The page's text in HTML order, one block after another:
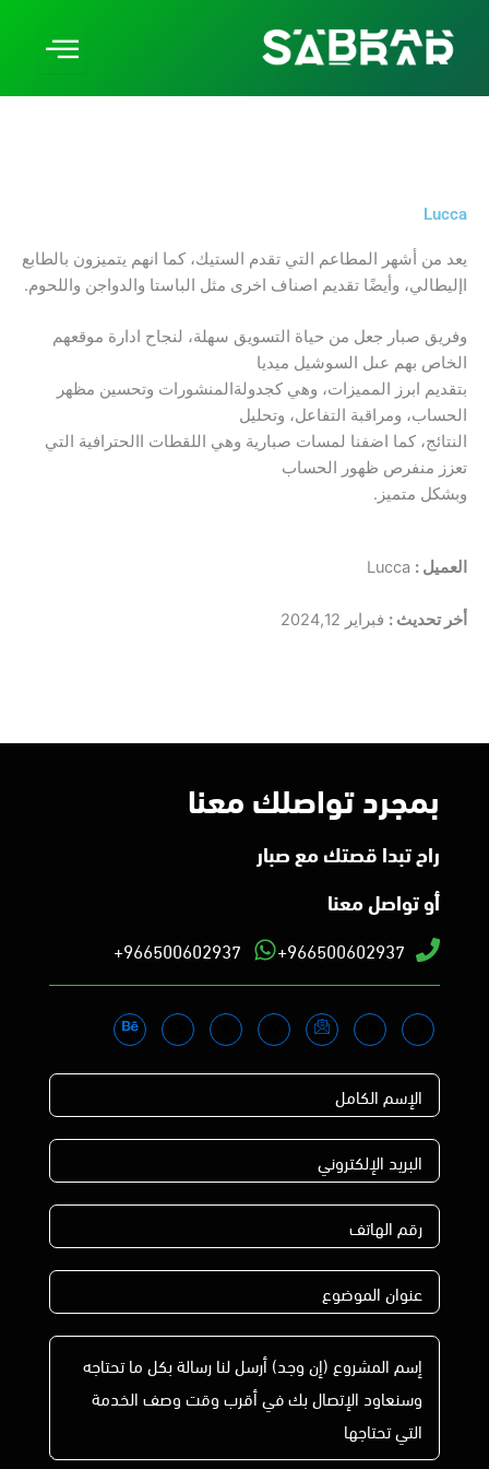
Lucca
يعد من أشهر المطاعم التي تقدم الستيك، كما انهم يتميزون بالطابع
اإليطالي، وأيضًا تقديم اصناف اخرى مثل الباستا والدواجن واللحوم.
وفريق صبار جعل من حياة التسويق سهلة، لنجاح ادارة موقعهم
الخاص بهم عىل السوشيل ميديا
بتقديم ابرز المميزات، وهي كجدولةالمنشورات وتحسين مظهر
الحساب، ومراقبة التفاعل، وتحليل
النتائج، كما اضفنا لمسات صبارية وهي اللقطات االحترافية التي
تعزز منفرص ظهور الحساب
وبشكل متميز.
العميل :
أخر تحديث : فبراير 2024,12
بمجرد تواصلك معنا
راح تبدا قصتك مع صبار
أو تواصل معنا
966500602937+
966500602937+